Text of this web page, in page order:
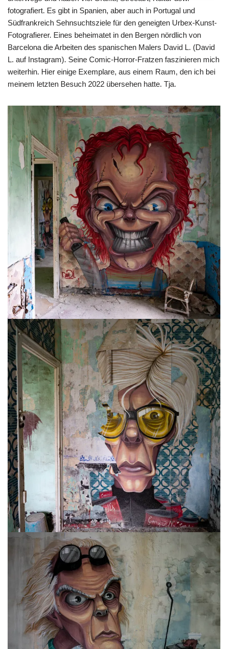
fotografiert. Es gibt in Spanien, aber auch in Portugal und
Südfrankreich Sehnsuchtsziele für den geneigten Urbex-Kunst-
Fotografierer. Eines beheimatet in den Bergen nördlich von
Barcelona die Arbeiten des spanischen Malers David L. (David
L. auf Instagram). Seine Comic-Horror-Fratzen faszinieren mich
weiterhin. Hier einige Exemplare, aus einem Raum, den ich bei
meinem letzten Besuch 2022 übersehen hatte. Tja.